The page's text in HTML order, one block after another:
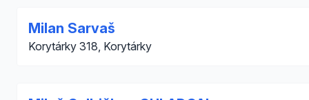
Milan Sarvaš
Korytárky 318, Korytárky